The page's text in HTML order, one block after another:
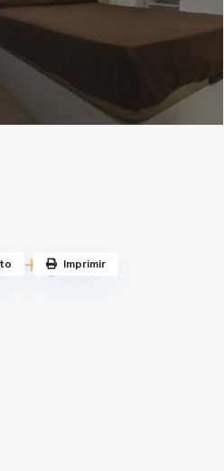
+ gastos
Imprimir